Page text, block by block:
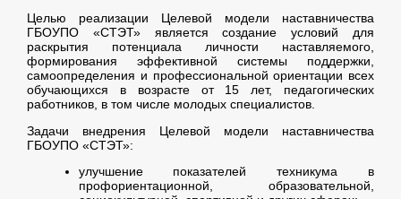
Целью реализации Целевой модели наставничества
ГБОУПО «СТЭТ» является создание условий для
раскрытия потенциала личности наставляемого,
формирования эффективной системы поддержки,
самоопределения и профессиональной ориентации всех
обучающихся в возрасте от 15 лет, педагогических
работников, в том числе молодых специалистов.
Задачи внедрения Целевой модели наставничества
ГБОУПО «СТЭТ»:
улучшение показателей техникума в
профориентационной, образовательной,